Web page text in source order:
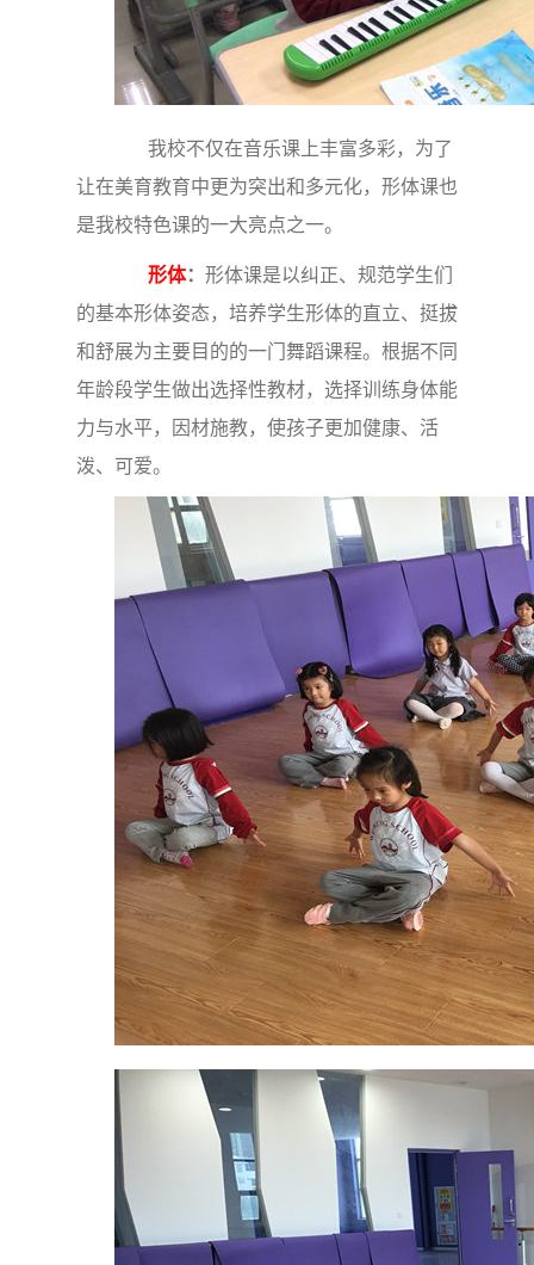
我校不仅在音乐课上丰富多彩，为了
让在美育教育中更为突出和多元化，形体课也
是我校特色课的一大亮点之一。
形体： 形体课是以纠正、规范学生们
的基本形体姿态，培养学生形体的直立、挺拔
和舒展为主要目的的一门舞蹈课程。根据不同
年龄段学生做出选择性教材，选择训练身体能
力与水平，因材施教，使孩子更加健康、活
泼、可爱。